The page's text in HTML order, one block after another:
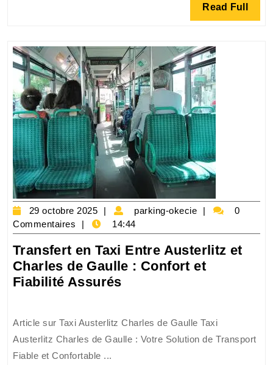
Lyon
:
Voyage
Facile
et
Confortable
Read Full Read
Full
29 octobre 2025
29
octobre
2025
parking-okecie
parking-
0
Commentaires
14:44
Transfert en Taxi Entre Austerlitz et
Charles de Gaulle : Confort et
Fiabilité AssurésTransfert
Entre
Austerlitz
Article sur Taxi Austerlitz Charles de Gaulle Taxi
Austerlitz Charles de Gaulle : Votre Solution de Transport
Fiable et Confortable ...